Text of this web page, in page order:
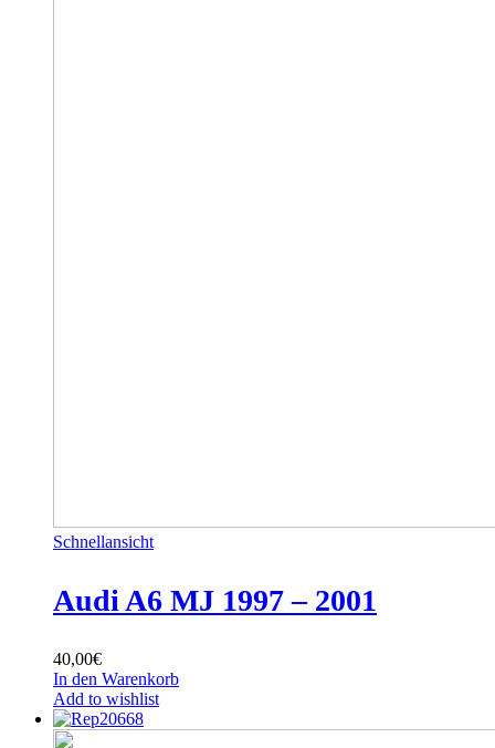
Schnellansicht
Audi A6 MJ 1997 – 2001
40,00€
In den Warenkorb
Add to wishlist